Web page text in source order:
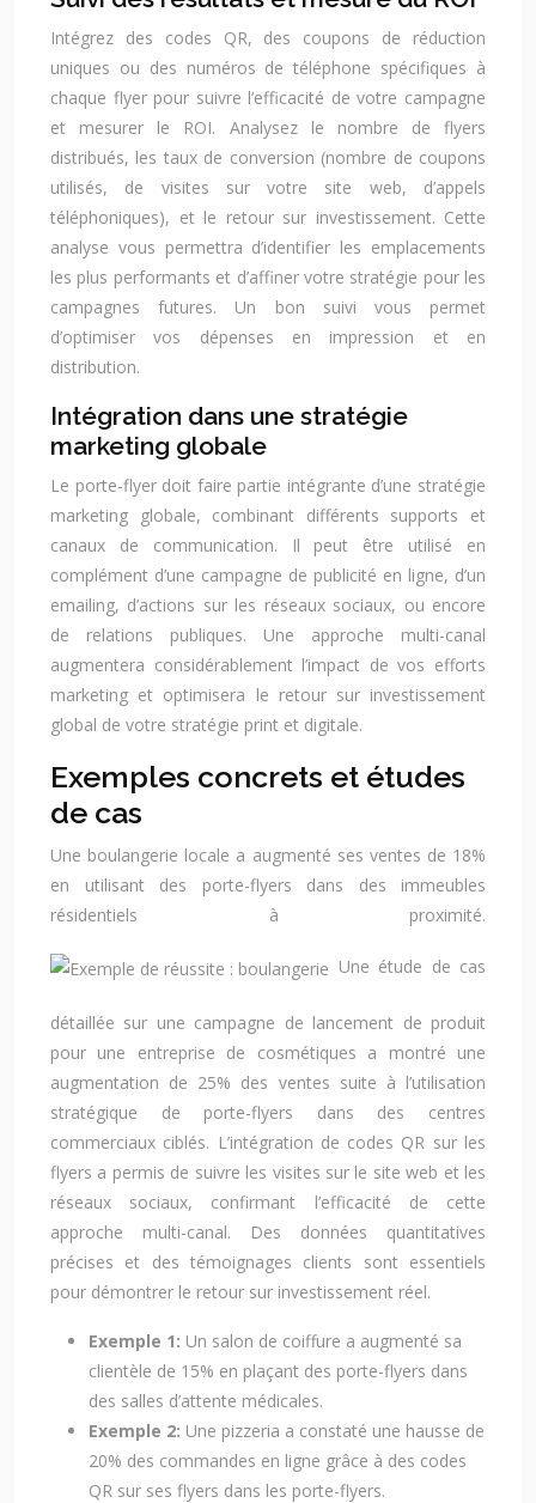
Intégrez des codes QR, des coupons de réduction
uniques ou des numéros de téléphone spécifiques à
chaque flyer pour suivre l’efficacité de votre campagne
et mesurer le ROI. Analysez le nombre de flyers
distribués, les taux de conversion (nombre de coupons
utilisés, de visites sur votre site web, d’appels
téléphoniques), et le retour sur investissement. Cette
analyse vous permettra d’identifier les emplacements
les plus performants et d’affiner votre stratégie pour les
campagnes futures. Un bon suivi vous permet
d’optimiser vos dépenses en impression et en
distribution.
Intégration dans une stratégie
marketing globale
Le porte-flyer doit faire partie intégrante d’une stratégie
marketing globale, combinant différents supports et
canaux de communication. Il peut être utilisé en
complément d’une campagne de publicité en ligne, d’un
emailing, d’actions sur les réseaux sociaux, ou encore
de relations publiques. Une approche multi-canal
augmentera considérablement l’impact de vos efforts
marketing et optimisera le retour sur investissement
global de votre stratégie print et digitale.
Exemples concrets et études
de cas
Une boulangerie locale a augmenté ses ventes de 18%
en utilisant des porte-flyers dans des immeubles
résidentiels à proximité.
Une étude de cas
détaillée sur une campagne de lancement de produit
pour une entreprise de cosmétiques a montré une
augmentation de 25% des ventes suite à l’utilisation
stratégique de porte-flyers dans des centres
commerciaux ciblés. L’intégration de codes QR sur les
flyers a permis de suivre les visites sur le site web et les
réseaux sociaux, confirmant l’efficacité de cette
approche multi-canal. Des données quantitatives
précises et des témoignages clients sont essentiels
pour démontrer le retour sur investissement réel.
Exemple 1: Un salon de coiffure a augmenté sa
clientèle de 15% en plaçant des porte-flyers dans
des salles d’attente médicales.
Exemple 2: Une pizzeria a constaté une hausse de
20% des commandes en ligne grâce à des codes
QR sur ses flyers dans les porte-flyers.